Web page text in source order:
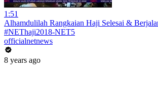
1:51
Alhamdulilah Rangkaian Haji Selesai &
#NEThaji2018-NET5
officialnetnews
8 years ago